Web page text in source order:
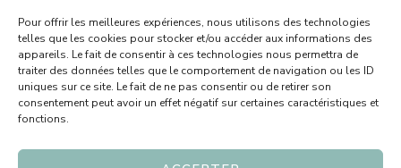
Pour offrir les meilleures expériences, nous utilisons des technologies
telles que les cookies pour stocker et/ou accéder aux informations des
appareils. Le fait de consentir à ces technologies nous permettra de
traiter des données telles que le comportement de navigation ou les ID
uniques sur ce site. Le fait de ne pas consentir ou de retirer son
consentement peut avoir un effet négatif sur certaines caractéristiques et
fonctions.